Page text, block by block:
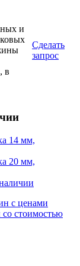
и
в
Сделать
запрос
14 мм,
20 мм,
с ценами
стоимостью